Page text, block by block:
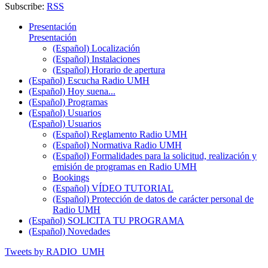
Subscribe: RSS
Presentación
Presentación
(Español) Localización
(Español) Instalaciones
(Español) Horario de apertura
(Español) Escucha Radio UMH
(Español) Hoy suena...
(Español) Programas
(Español) Usuarios
(Español) Usuarios
(Español) Reglamento Radio UMH
(Español) Normativa Radio UMH
(Español) Formalidades para la solicitud, realización y
emisión de programas en Radio UMH
Bookings
(Español) VÍDEO TUTORIAL
(Español) Protección de datos de carácter personal de
Radio UMH
(Español) SOLICITA TU PROGRAMA
(Español) Novedades
Tweets by RADIO_UMH